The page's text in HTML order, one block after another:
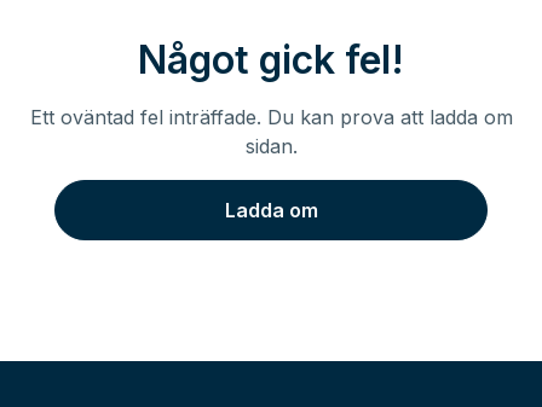
Något gick fel!
Ett oväntad fel inträffade. Du kan prova att ladda om
sidan.
Ladda om